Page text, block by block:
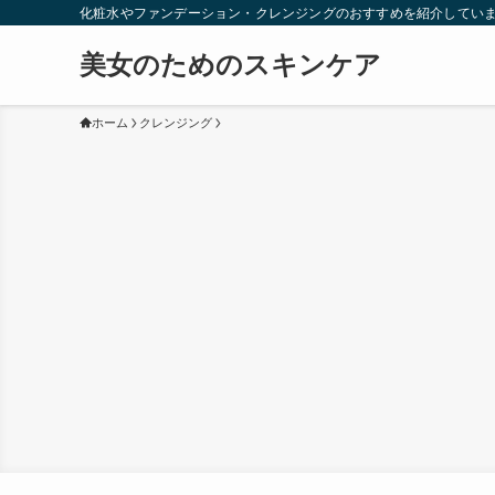
化粧水やファンデーション・クレンジングのおすすめを紹介してい
美女のためのスキンケア
ホーム クレンジング